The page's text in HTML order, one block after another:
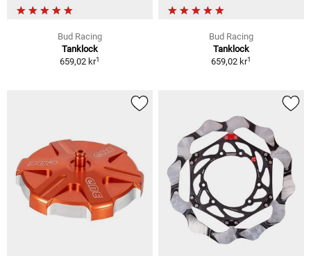
Bud Racing
Tanklock
659,02 kr1
Bud Racing
Tanklock
659,02 kr1